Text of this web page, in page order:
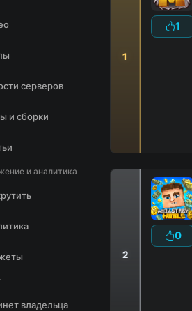
серверов
и сборки
и аналитика
владельца
1
1
2
0